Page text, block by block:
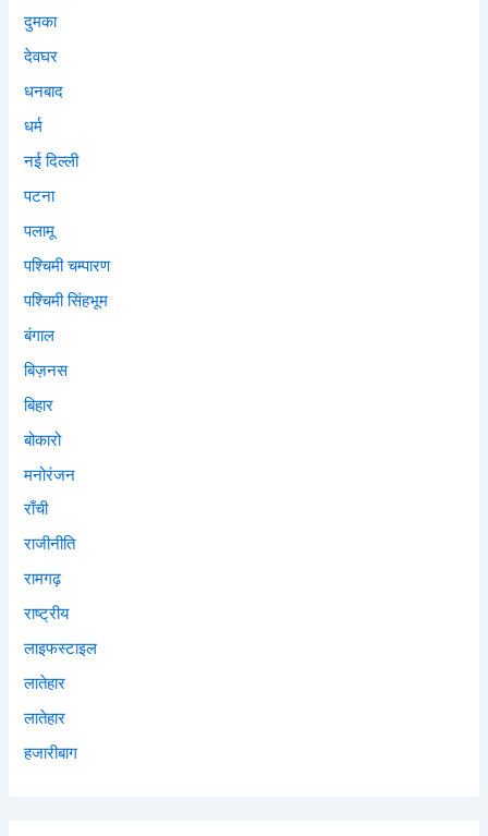
दुमका
देवघर
धनबाद
धर्म
नई दिल्ली
पटना
पलामू
पश्चिमी चम्पारण
पश्चिमी सिंहभूम
बंगाल
बिज़नस
बिहार
बोकारो
मनोरंजन
राँची
राजीनीति
रामगढ़
राष्ट्रीय
लाइफस्टाइल
लातेहार
लातेहार
हजारीबाग